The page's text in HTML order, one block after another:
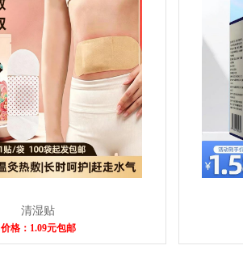
清湿贴
价格：1.09元包邮